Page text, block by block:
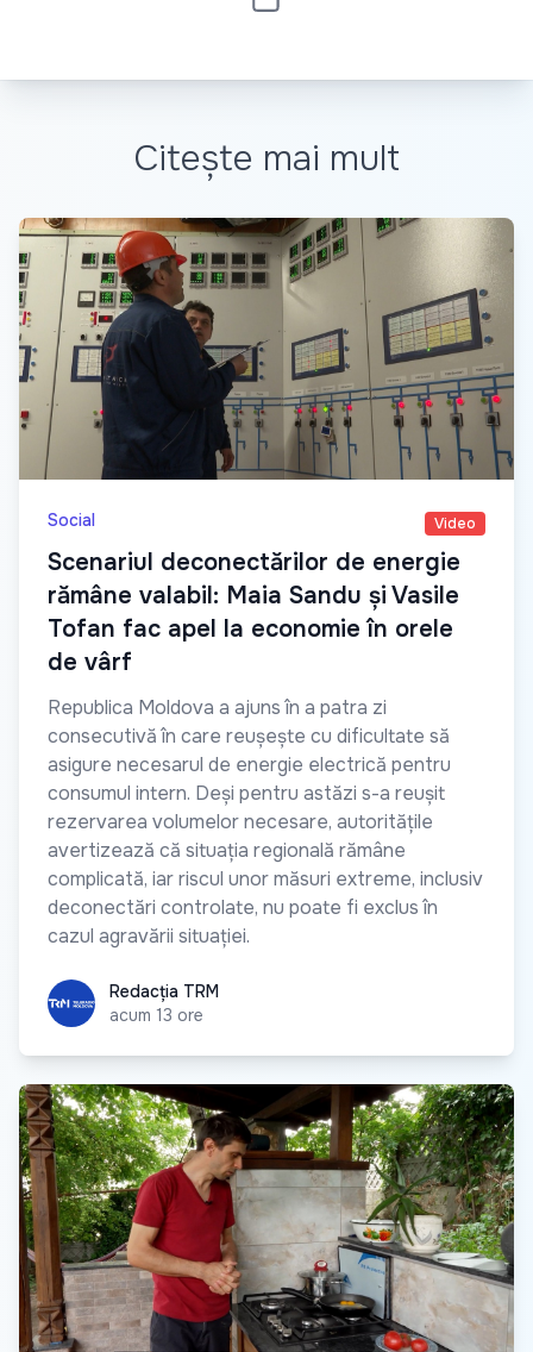
Citește mai mult
Social Video
Scenariul deconectărilor de energie
rămâne valabil: Maia Sandu și Vasile
Tofan fac apel la economie în orele
de vârf
Republica Moldova a ajuns în a patra zi
consecutivă în care reușește cu dificultate să
asigure necesarul de energie electrică pentru
consumul intern. Deși pentru astăzi s-a reușit
rezervarea volumelor necesare, autoritățile
avertizează că situația regională rămâne
complicată, iar riscul unor măsuri extreme, inclusiv
deconectări controlate, nu poate fi exclus în
cazul agravării situației.
Redacția TRM
Redacția TRM
acum 13 ore